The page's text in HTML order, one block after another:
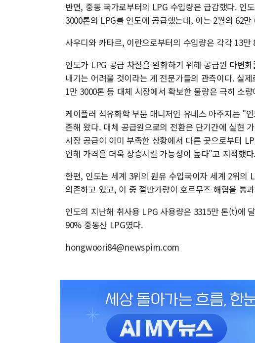
반면, 중동 국가로부터의 LPG 수입량은 급감했다. 인
3000톤의 LPG를 인도에 공급했는데, 이는 2월의 62
사우디와 카타르, 이란으로부터의 수입량은 각각 13
인도가 LPG 공급 차질을 완화하기 위해 공급원 다변
내기는 어려울 것이라는 게 전문가들의 관측이다. 실
1만 3000톤 등 대체 시장에서 확보한 물량은 극히 소
케이플러 석유화학 부문 매니저인 유네스 아주지는 "
존해 왔다. 대체 공급원으로의 전환은 단기간에 실현
시장 공급이 이미 부족한 상황에서 다른 곳으로부터
인해 가격을 더욱 상승시킬 가능성이 높다"고 지적했다.
한편, 인도는 세계 3위의 원유 수입국이자 세계 2위의
의존하고 있고, 이 중 절반가량이 호르무즈 해협을 통
인도의 지난해 취사용 LPG 사용량은 3315만 톤(t)에
90% 중동산 LPG였다.
hongwoori84@newspim.com